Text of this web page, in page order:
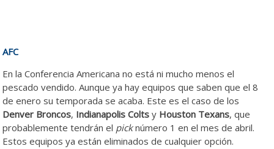
AFC
En la Conferencia Americana no está ni mucho menos el
pescado vendido. Aunque ya hay equipos que saben que el 8
de enero su temporada se acaba. Este es el caso de los
Denver Broncos, Indianapolis Colts y Houston Texans, que
probablemente tendrán el picknúmero 1 en el mes de abril.
Estos equipos ya están eliminados de cualquier opción.